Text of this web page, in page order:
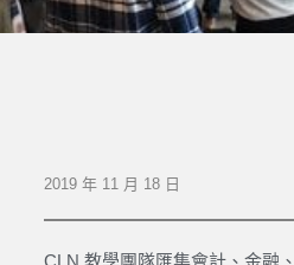
2019 年 11 月 18 日